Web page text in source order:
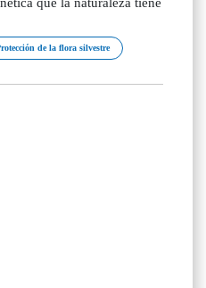
que la naturaleza tiene
de la flora silvestre